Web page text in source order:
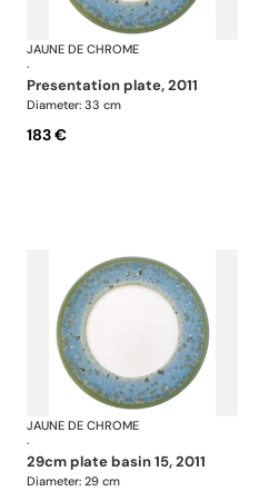
NymphéaJAUNE DE CHROME
·
presentation plate, 2011
Diameter: 33 cm
183 €
NymphéaJAUNE DE CHROME
·
29cm plate basin 15, 2011
Diameter: 29 cm